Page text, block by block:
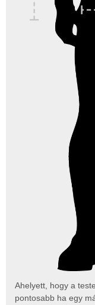
Ahelyett, hogy a
pontosabb ha egy